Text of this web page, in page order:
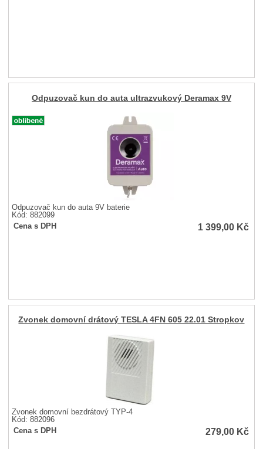
Odpuzovač kun do auta ultrazvukový Deramax 9V
Odpuzovač kun do auta 9V baterie
Kód: 882099
Cena s DPH
1 399,00 Kč
Zvonek domovní drátový TESLA 4FN 605 22.01 Stropkov
Zvonek domovní bezdrátový TYP-4
Kód: 882096
Cena s DPH
279,00 Kč